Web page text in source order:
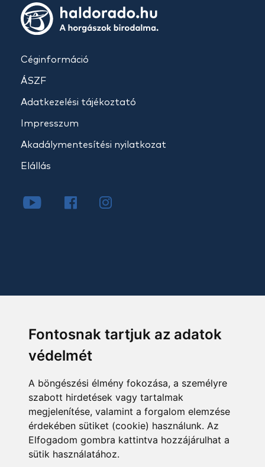
Fontosnak tartjuk az adatok
védelmét
A böngészési élmény fokozása, a személyre
szabott hirdetések vagy tartalmak
megjelenítése, valamint a forgalom elemzése
érdekében sütiket (cookie) használunk. Az
Elfogadom gombra kattintva hozzájárulhat a
sütik használatához.
Céginformáció
ÁSZF
Adatkezelési tájékoztató
Impresszum
Akadálymentesítési nyilatkozat
Elállás